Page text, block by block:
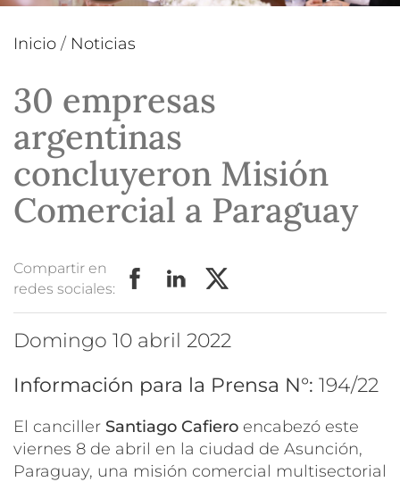
Inicio / Noticias
30 empresas
argentinas
concluyeron Misión
Comercial a Paraguay
Compartir en
redes sociales:
domingo 10 abril 2022
Información para la Prensa N°: 194/22
El canciller Santiago Cafiero encabezó este
viernes 8 de abril en la ciudad de Asunción,
Paraguay, una misión comercial multisectorial